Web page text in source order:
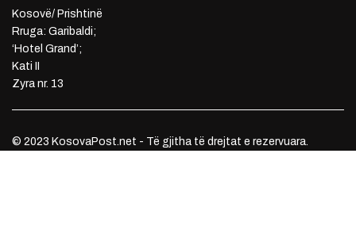
Kosovë/ Prishtinë
Rruga: Garibaldi;
‘Hotel Grand’;
Kati II
Zyra nr. 13
© 2023 KosovaPost.net - Të gjitha të drejtat e rezervuara.